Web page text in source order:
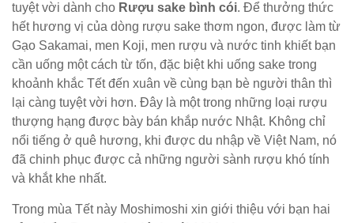
tuyệt vời dành cho Rượu sake bình cói. Để thưởng thức
hết hương vị của dòng rượu sake thơm ngon, được làm từ
Gạo Sakamai, men Koji, men rượu và nước tinh khiết bạn
cần uống một cách từ tốn, đặc biệt khi uống sake trong
khoảnh khắc Tết đến xuân về cùng bạn bè người thân thì
lại càng tuyệt vời hơn. Đây là một trong những loại rượu
thượng hạng được bày bán khắp nước Nhật. Không chỉ
nổi tiếng ở quê hương, khi được du nhập về Việt Nam, nó
đã chinh phục được cả những người sành rượu khó tính
và khắt khe nhất.
Trong mùa Tết này Moshimoshi xin giới thiệu với bạn hai